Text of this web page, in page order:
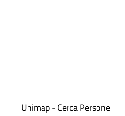
Unimap - Cerca Persone